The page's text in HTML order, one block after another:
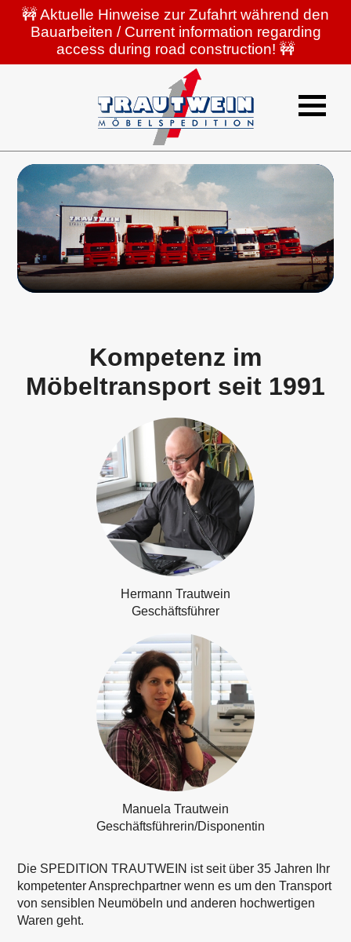
🚧 Aktuelle Hinweise zur Zufahrt während den
Bauarbeiten / Current information regarding
access during road construction! 🚧
Kompetenz im
Möbeltransport seit 1991
Hermann Trautwein
Geschäftsführer
Die SPEDITION TRAUTWEIN ist seit über 35 Jahren Ihr
kompetenter Ansprechpartner wenn es um den Transport
von sensiblen Neumöbeln und anderen hochwertigen
Waren geht.
Manuela Trautwein
Geschäftsführerin/Disponentin